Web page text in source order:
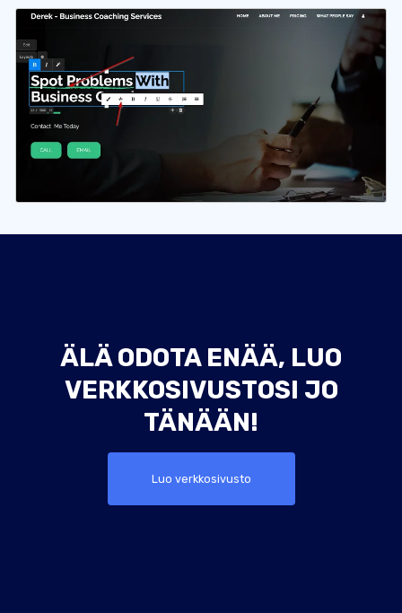
ÄLÄ ODOTA ENÄÄ, LUO
VERKKOSIVUSTOSI JO
TÄNÄÄN!
Luo verkkosivusto